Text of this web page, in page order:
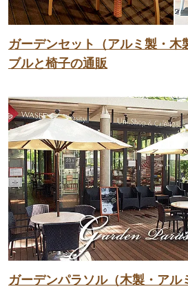
ガーデンセット（アルミ製・木
ブルと椅子の通販
ガーデンパラソル（木製・アル